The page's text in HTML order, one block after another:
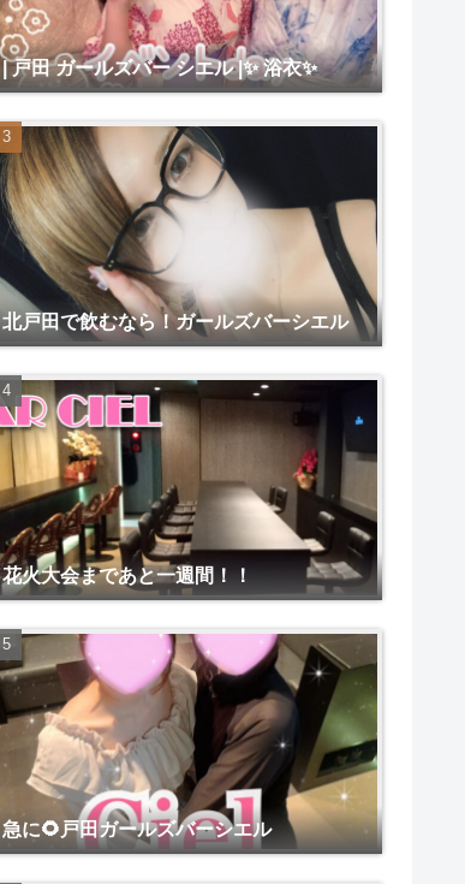
| 戸田 ガールズバー シエル |✨ 浴衣✨
北戸田で飲むなら！ガールズバーシエル
花火大会まであと一週間！！
急に🌻戸田ガールズバーシエル